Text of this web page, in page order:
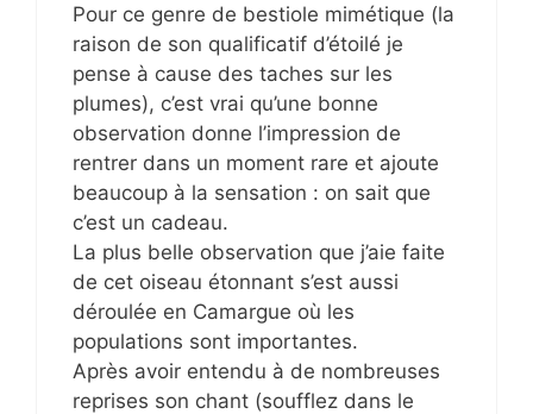
Pour ce genre de bestiole mimétique (la
raison de son qualificatif d’étoilé je
pense à cause des taches sur les
plumes), c’est vrai qu’une bonne
observation donne l’impression de
rentrer dans un moment rare et ajoute
beaucoup à la sensation : on sait que
c’est un cadeau.
La plus belle observation que j’aie faite
de cet oiseau étonnant s’est aussi
déroulée en Camargue où les
populations sont importantes.
Après avoir entendu à de nombreuses
reprises son chant (soufflez dans le